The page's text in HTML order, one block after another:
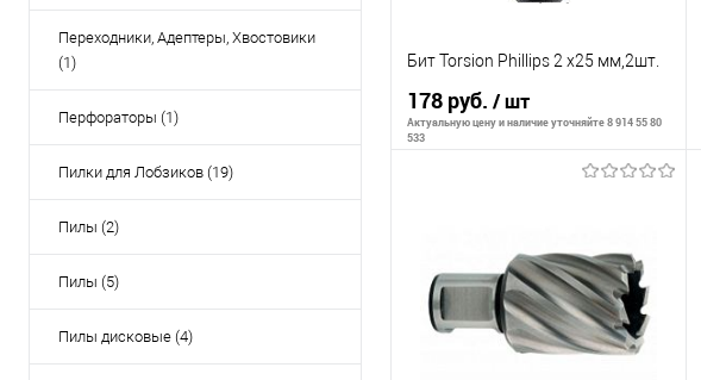
Переходники, Адептеры, Хвостовики
(1)
Перфораторы (1)
Пилки для Лобзиков (19)
Пилы (2)
Пилы (5)
Пилы дисковые (4)
Бит Torsion Phillips 2 х25 мм,2шт.
178 руб. / шт
Актуальную цену и наличие уточняйте 8 914 55 80
533
К сравнению
В избранное
В наличии